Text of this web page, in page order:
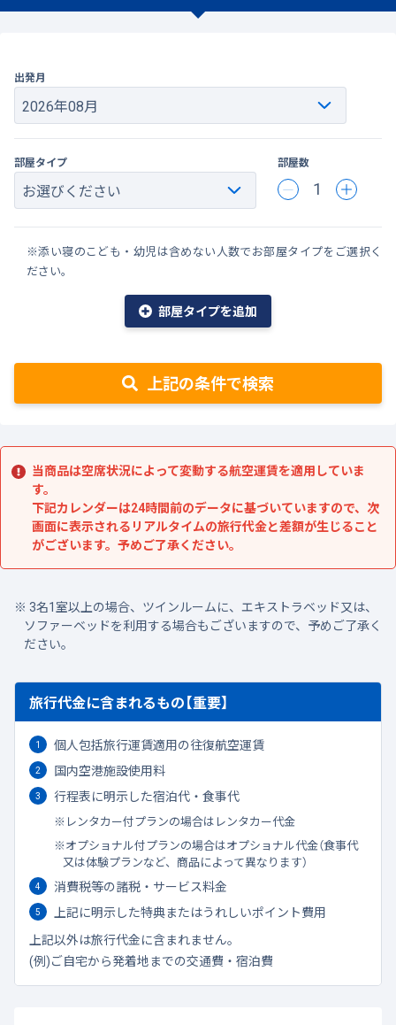
出発月
部屋タイプ 部屋数
1
※添い寝のこども・幼児は含めない人数でお部屋タイプをご選択く
ださい。
部屋タイプを追加
上記の条件で検索
当商品は空席状況によって変動する航空運賃を適用していま
す。
下記カレンダーは24時間前のデータに基づいていますので、次
画面に表示されるリアルタイムの旅行代金と差額が生じること
がございます。予めご了承ください。
3名1室以上の場合、ツインルームに、エキストラベッド又は、
ソファーベッドを利用する場合もございますので、予めご了承く
ださい。
旅行代金に含まれるもの【重要】
個人包括旅行運賃適用の往復航空運賃
国内空港施設使用料
行程表に明示した宿泊代・食事代
レンタカー付プランの場合はレンタカー代金
オプショナル付プランの場合はオプショナル代金（食事代
又は体験プランなど、商品によって異なります）
消費税等の諸税・サービス料金
上記に明示した特典またはうれしいポイント費用
上記以外は旅行代金に含まれません。
(例)ご自宅から発着地までの交通費・宿泊費